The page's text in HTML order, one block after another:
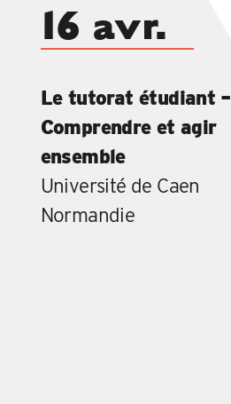
16 avr.
Le tutorat étudiant –
Comprendre et agir
ensemble
Université de Caen
Normandie